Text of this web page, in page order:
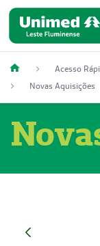
Acesso
Novas Aquisições